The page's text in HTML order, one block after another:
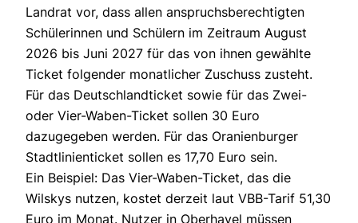
Landrat vor, dass allen anspruchsberechtigten
Schülerinnen und Schülern im Zeitraum August
2026 bis Juni 2027 für das von ihnen gewählte
Ticket folgender monatlicher Zuschuss zusteht.
Für das Deutschlandticket sowie für das Zwei-
oder Vier-Waben-Ticket sollen 30 Euro
dazugegeben werden. Für das Oranienburger
Stadtlinienticket sollen es 17,70 Euro sein.
Ein Beispiel: Das Vier-Waben-Ticket, das die
Wilskys nutzen, kostet derzeit laut VBB-Tarif 51,30
Euro im Monat. Nutzer in Oberhavel müssen